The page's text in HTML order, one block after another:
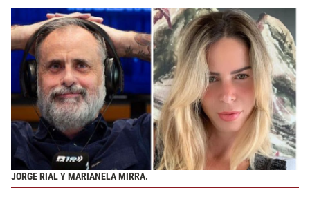
JORGE RIAL Y MARIANELA MIRRA.